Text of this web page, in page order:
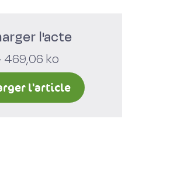
l'acte
469,06 ko
l'article